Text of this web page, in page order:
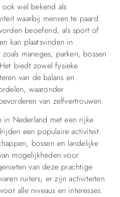
wel bekend als
waarbij mensen te paard
beoefend, als sport of
kan plaatsvinden in
maneges, parken, bossen
biedt zowel fysieke
van de balans en
waaronder
van zelfvertrouwen.
in Nederland met een rijke
een populaire activiteit.
bossen en landelijke
mogelijkheden voor
van deze prachtige
ruiters, er zijn activiteiten
alle niveaus en interesses.